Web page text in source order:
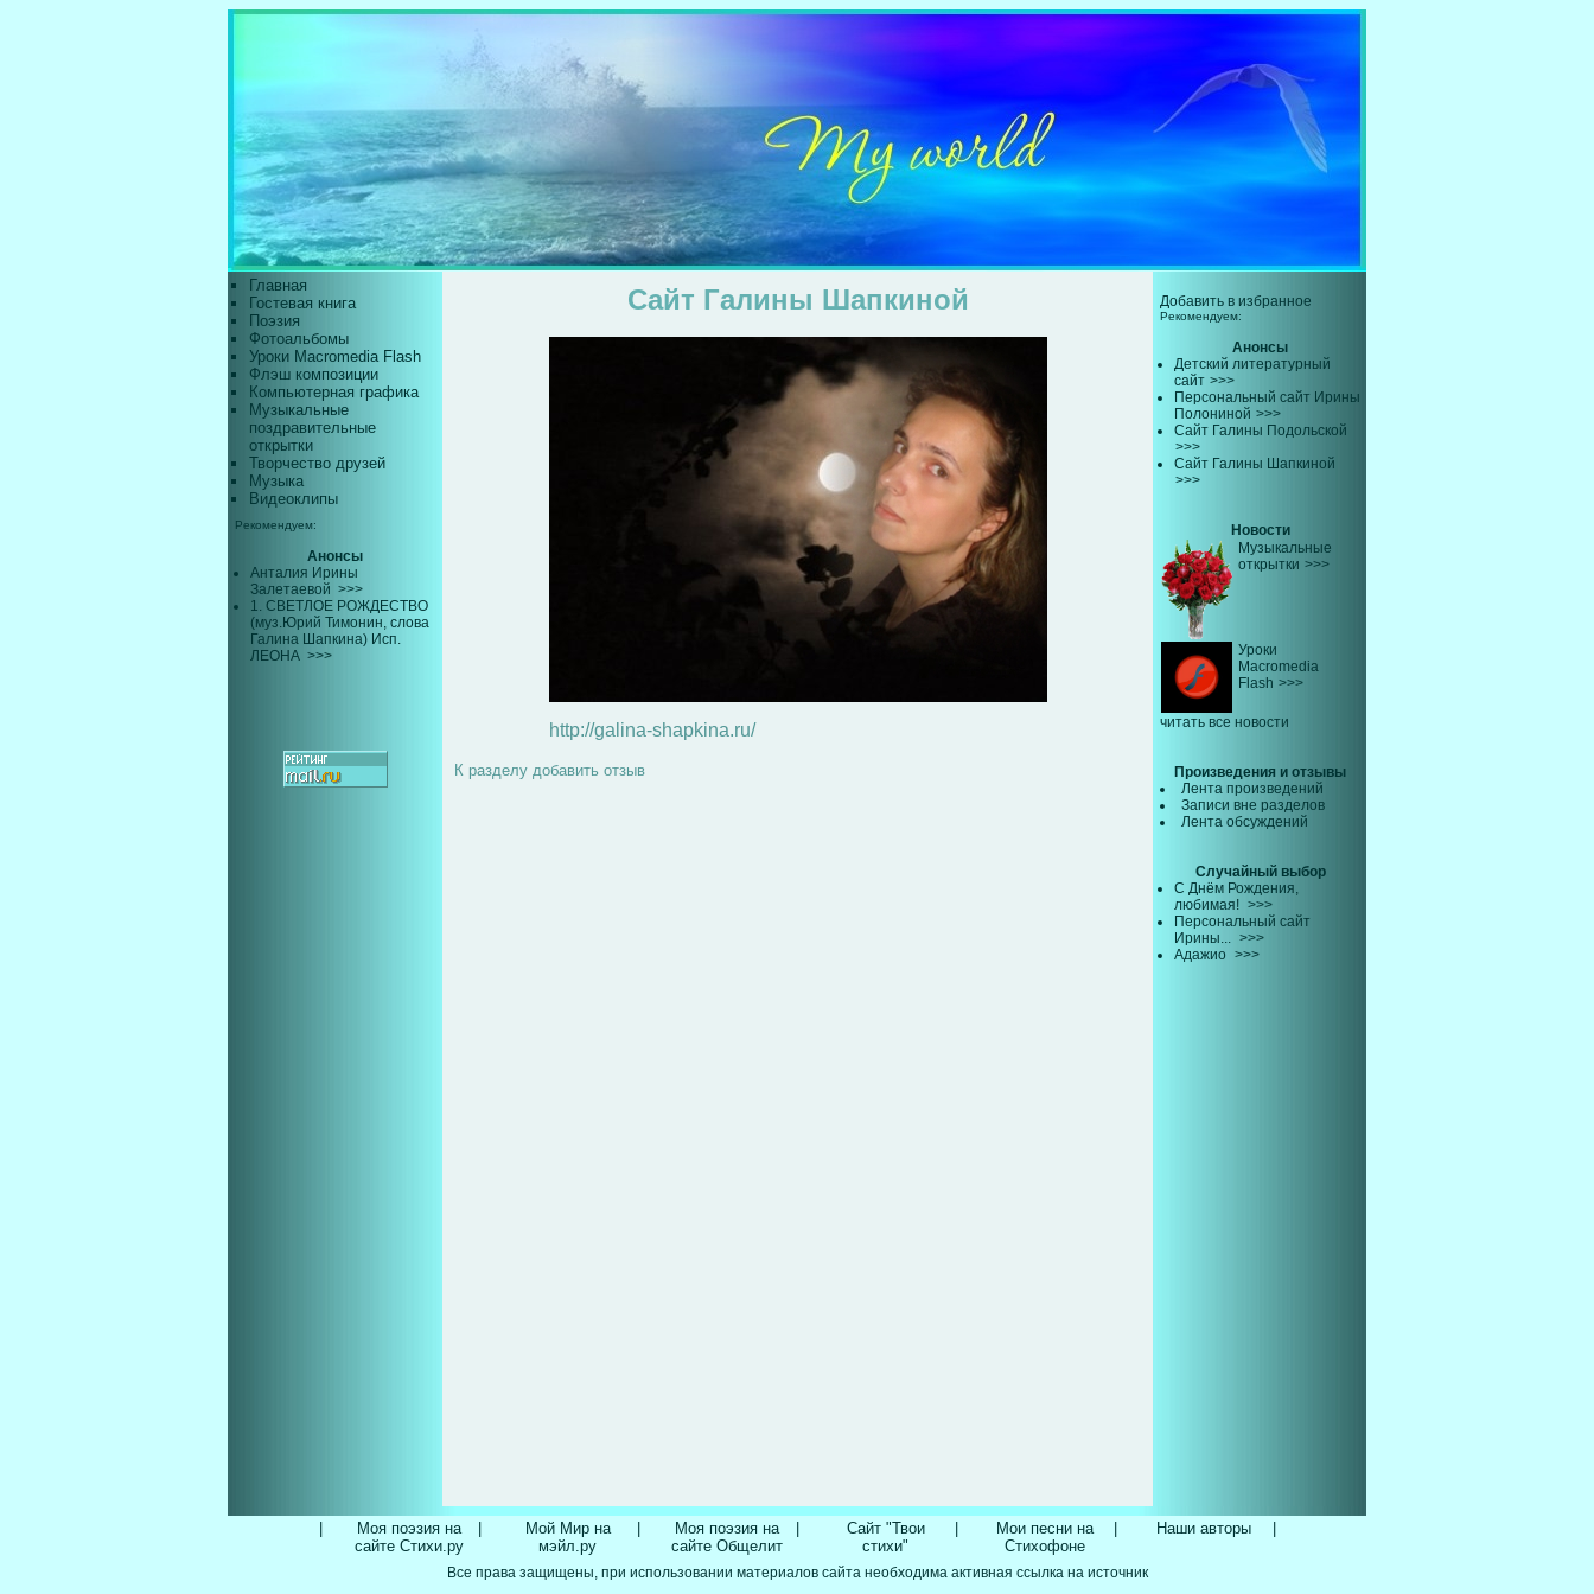
Добавить в избранное
Рекомендуем:
Анонсы
Детский литературный
сайт >>>
Персональный сайт Ирины
Полониной >>>
Сайт Галины Подольской
>>>
Сайт Галины Шапкиной
>>>
Новости
Музыкальные
открытки >>>
Уроки
Macromedia
Flash >>>
читать все новости
Произведения и отзывы
Лента произведений
Записи вне разделов
Лента обсуждений
Случайный выбор
С Днём Рождения,
любимая! >>>
Персональный сайт
Ирины... >>>
Адажио >>>
Главная
Гостевая книга
Поэзия
Фотоальбомы
Уроки Macromedia Flash
Флэш композиции
Компьютерная графика
Музыкальные
поздравительные
открытки
Творчество друзей
Музыка
Видеоклипы
Рекомендуем:
Анонсы
Анталия Ирины
Залетаевой >>>
1. СВЕТЛОЕ РОЖДЕСТВО
(муз.Юрий Тимонин, слова
Галина Шапкина) Исп.
ЛЕОНА >>>
Сайт Галины Шапкиной
http://galina-shapkina.ru/
К разделу добавить отзыв
Моя поэзия на
сайте Стихи.ру
Мой Мир на
мэйл.ру
Моя поэзия на
сайте Общелит
Сайт "Твои
стихи"
Мои песни на
Стихофоне
Наши авторы
Все права защищены, при использовании материалов сайта необходима активная ссылка на источник